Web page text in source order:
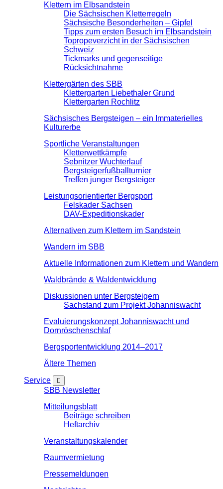
Klettern im Elbsandstein
Die Sächsischen Kletterregeln
Sächsische Besonderheiten – Gipfel
Tipps zum ersten Besuch im Elbsandstein
Topropeverzicht in der Sächsischen
Schweiz
Tickmarks und gegenseitige
Rücksichtnahme
Klettergärten des SBB
Klettergarten Liebethaler Grund
Klettergarten Rochlitz
Sächsisches Bergsteigen – ein Immaterielles
Kulturerbe
Sportliche Veranstaltungen
Kletterwettkämpfe
Sebnitzer Wuchterlauf
Bergsteigerfußballturnier
Treffen junger Bergsteiger
Leistungsorientierter Bergsport
Felskader Sachsen
DAV-Expeditionskader
Alternativen zum Klettern im Sandstein
Wandern im SBB
Aktuelle Informationen zum Klettern und Wandern
Waldbrände & Waldentwicklung
Diskussionen unter Bergsteigern
Sachstand zum Projekt Johanniswacht
Evaluierungskonzept Johanniswacht und
Dornröschenschlaf
Bergsportentwicklung 2014–2017
Ältere Themen
Service
SBB Newsletter
Mitteilungsblatt
Beiträge schreiben
Heftarchiv
Veranstaltungskalender
Raumvermietung
Pressemeldungen